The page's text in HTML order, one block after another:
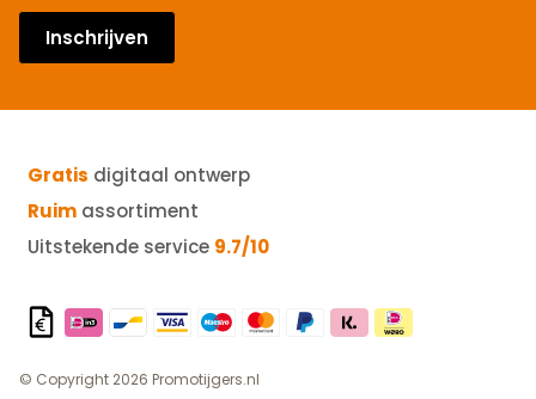
Inschrijven
Gratis digitaal ontwerp
Ruim assortiment
Uitstekende service 9.7/10
© Copyright 2026 Promotijgers.nl